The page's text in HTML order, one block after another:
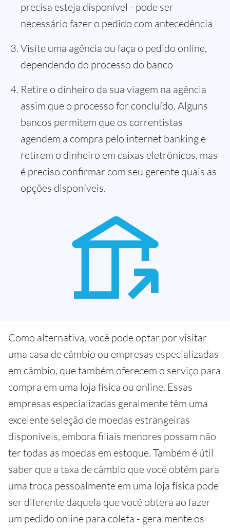
precisa esteja disponível - pode ser
necessário fazer o pedido com antecedência
Visite uma agência ou faça o pedido online,
dependendo do processo do banco
Retire o dinheiro da sua viagem na agência
assim que o processo for concluído. Alguns
bancos permitem que os correntistas
agendem a compra pelo internet banking e
retirem o dinheiro em caixas eletrônicos, mas
é preciso confirmar com seu gerente quais as
opções disponíveis.
Como alternativa, você pode optar por visitar
uma casa de câmbio ou empresas especializadas
em câmbio, que também oferecem o serviço para
compra em uma loja física ou online. Essas
empresas especializadas geralmente têm uma
excelente seleção de moedas estrangeiras
disponíveis, embora filiais menores possam não
ter todas as moedas em estoque. Também é útil
saber que a taxa de câmbio que você obtém para
uma troca pessoalmente em uma loja física pode
ser diferente daquela que você obterá ao fazer
um pedido online para coleta - geralmente os